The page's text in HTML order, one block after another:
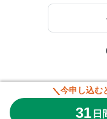
今申し込む
31 日